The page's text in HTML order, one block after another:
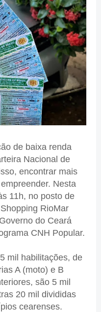
de baixa renda
Nacional de
encontrar mais
Nesta
11h, no posto de
RioMar
do Ceará
CNH Popular.
mil habilitações, de
A (moto) e B
são 5 mil
20 mil divididas
cearenses.